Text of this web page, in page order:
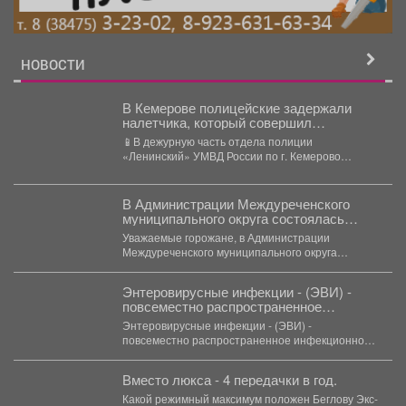
НОВОСТИ
В Кемерове полицейские задержали
налетчика, который совершил
разбойное нападение на прохожего
📱В дежурную часть отдела полиции
«Ленинский» УМВД России по г. Кемерово
В Администрации Междуреченского
муниципального округа состоялась
тренировка по отработке действий сил и
средств по пресечению
террористического акта
Уважаемые горожане, в Администрации
Междуреченского муниципального округа
Энтеровирусные инфекции - (ЭВИ) -
повсеместно распространенное
инфекционное заболевание,
вызываемое вирусами рода Enterovirus.
Энтеровирусные инфекции - (ЭВИ) -
повсеместно распространенное инфекционное
Вместо люкса - 4 передачки в год.
Какой режимный максимум положен Беглову Экс-